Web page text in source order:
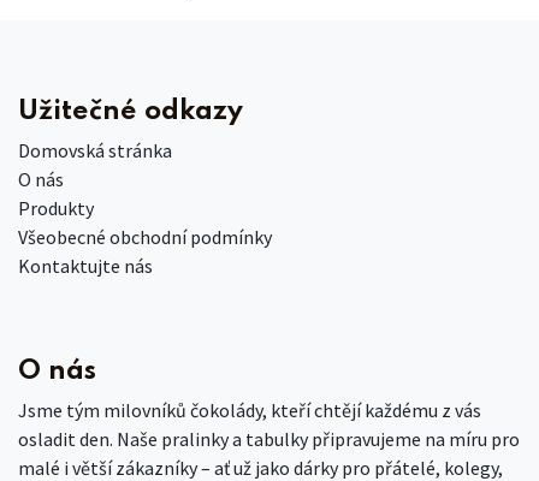
Užitečné odkazy
Domovská stránka
O nás
Produkty
Všeobecné obchodní podmínky
Kontaktujte nás
O nás
Jsme tým milovníků čokolády, kteří chtějí každému z vás
osladit den. Naše pralinky a tabulky připravujeme na míru pro
malé i větší zákazníky – ať už jako dárky pro přátelé, kolegy,